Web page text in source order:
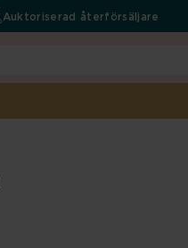
Auktoriserad återförsäljare